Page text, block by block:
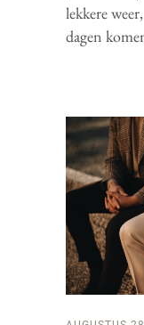
lekkere
dagen